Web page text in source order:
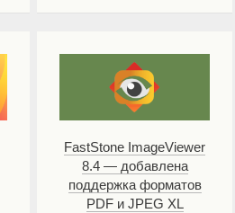
FastStone ImageViewer
8.4 — добавлена
поддержка форматов
PDF и JPEG XL